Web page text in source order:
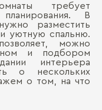
требует
В
разместить
уютную спальню.
можно
и подбором
интерьера
о нескольких
о том, на что